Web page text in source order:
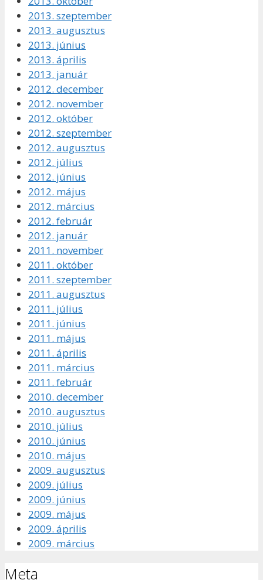
2013. szeptember
2013. augusztus
2013. június
2013. április
2013. január
2012. december
2012. november
2012. október
2012. szeptember
2012. augusztus
2012. július
2012. június
2012. május
2012. március
2012. február
2012. január
2011. november
2011. október
2011. szeptember
2011. augusztus
2011. július
2011. június
2011. május
2011. április
2011. március
2011. február
2010. december
2010. augusztus
2010. július
2010. június
2010. május
2009. augusztus
2009. július
2009. június
2009. május
2009. április
2009. március
Meta